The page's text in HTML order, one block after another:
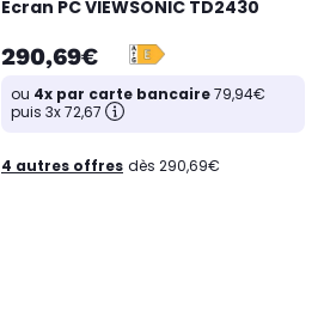
Ecran PC VIEWSONIC TD2430
290,69€
ou 4x par carte bancaire79,94€
puis 3x 72,67
4 autres offres dès 290,69€